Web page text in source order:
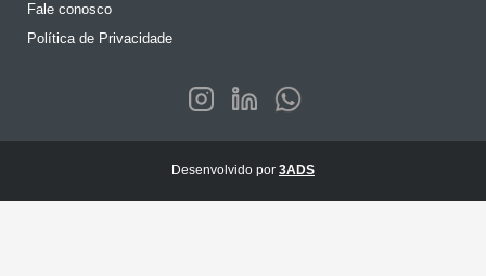
Fale conosco
Política de Privacidade
Desenvolvido por 3ADS